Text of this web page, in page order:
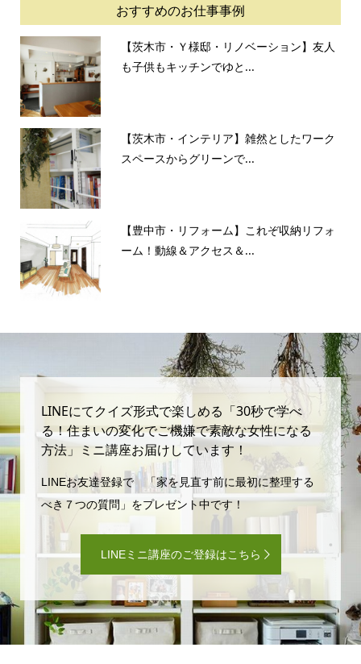
おすすめのお仕事事例
【茨木市・Ｙ様邸・リノベーション】友人
も子供もキッチンでゆと...
【茨木市・インテリア】雑然としたワーク
スペースからグリーンで...
【豊中市・リフォーム】これぞ収納リフォ
ーム！動線＆アクセス＆...
LINEにてクイズ形式で楽しめる「30秒で学べ
る！住まいの変化でご機嫌で素敵な女性になる
方法」ミニ講座お届けしています！
LINEお友達登録で 「家を見直す前に最初に整理する
べき７つの質問」をプレゼント中です！
LINEミニ講座のご登録はこちら